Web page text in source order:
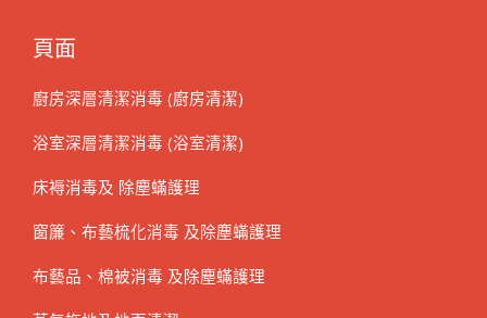
頁面
廚房深層清潔消毒 (廚房清潔)
浴室深層清潔消毒 (浴室清潔)
床褥消毒及 除塵蟎護理
窗簾、布藝梳化消毒 及除塵蟎護理
布藝品、棉被消毒 及除塵蟎護理